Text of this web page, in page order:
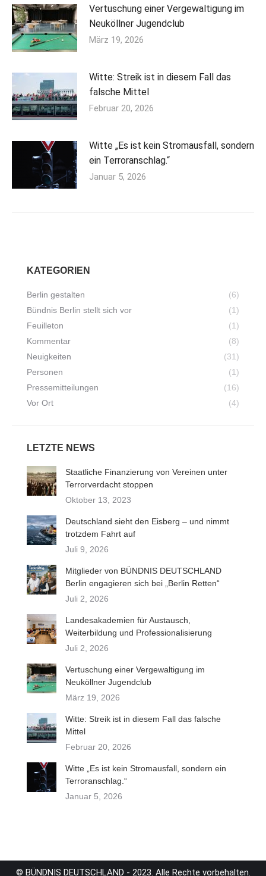
Vertuschung einer Vergewaltigung im
Neuköllner Jugendclub
März 19, 2026
Witte: Streik ist in diesem Fall das
falsche Mittel
Februar 20, 2026
Witte „Es ist kein Stromausfall, sondern
ein Terroranschlag.“
Januar 5, 2026
KATEGORIEN
Berlin gestalten
(6)
Bündnis Berlin stellt sich vor
(1)
Feuilleton
(1)
Kommentar
(8)
Neuigkeiten
(31)
Personen
(1)
Pressemitteilungen
(16)
Vor Ort
(4)
LETZTE NEWS
Staatliche Finanzierung von Vereinen unter
Terrorverdacht stoppen
Oktober 13, 2023
Deutschland sieht den Eisberg – und nimmt
trotzdem Fahrt auf
Juli 9, 2026
Mitglieder von BÜNDNIS DEUTSCHLAND
Berlin engagieren sich bei „Berlin Retten“
Juli 2, 2026
Landesakademien für Austausch,
Weiterbildung und Professionalisierung
Juli 2, 2026
Vertuschung einer Vergewaltigung im
Neuköllner Jugendclub
März 19, 2026
Witte: Streik ist in diesem Fall das falsche
Mittel
Februar 20, 2026
Witte „Es ist kein Stromausfall, sondern ein
Terroranschlag.“
Januar 5, 2026
© BÜNDNIS DEUTSCHLAND - 2023. Alle Rechte vorbehalten.